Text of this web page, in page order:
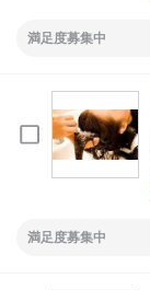
満足度募集中
満足度募集中